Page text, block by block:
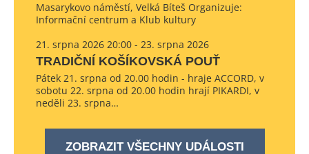
Masarykovo náměstí, Velká Bíteš Organizuje:
Informační centrum a Klub kultury
21. srpna 2026 20:00 - 23. srpna 2026
TRADIČNÍ KOŠÍKOVSKÁ POUŤ
Pátek 21. srpna od 20.00 hodin - hraje ACCORD, v
sobotu 22. srpna od 20.00 hodin hrají PIKARDI, v
neděli 23. srpna…
ZOBRAZIT VŠECHNY UDÁLOSTI